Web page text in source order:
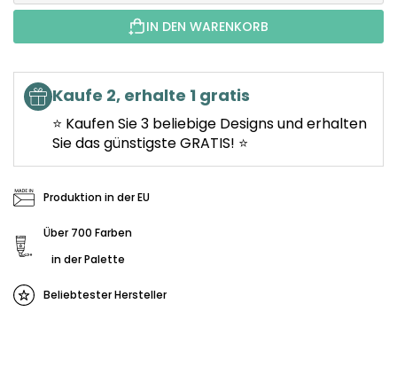
IN DEN WARENKORB
Kaufe 2, erhalte 1 gratis
⭐ Kaufen Sie 3 beliebige Designs und erhalten
Sie das günstigste GRATIS! ⭐
Produktion in der EU
Über 700 Farben
in der Palette
Beliebtester Hersteller